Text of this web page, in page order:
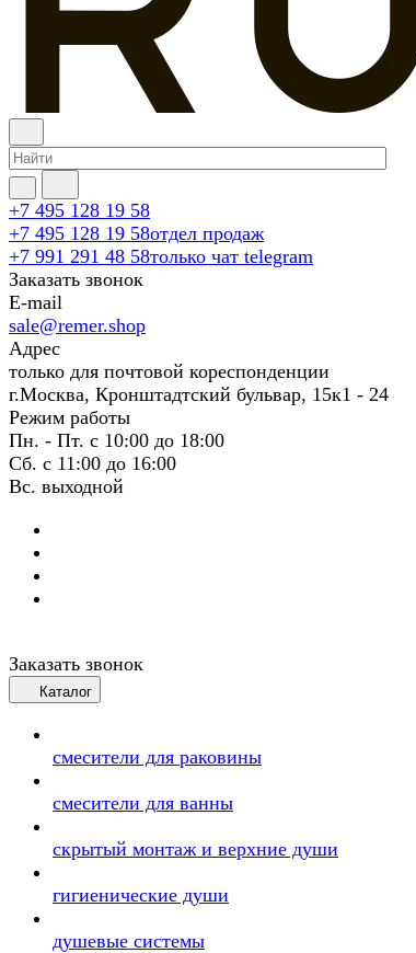
+7 495 128 19 58
+7 495 128 19 58отдел продаж
+7 991 291 48 58только чат telegram
Заказать звонок
E-mail
sale@remer.shop
Адрес
только для почтовой кореспонденции
г.Москва, Кронштадтский бульвар, 15к1 - 24
Режим работы
Пн. - Пт. с 10:00 до 18:00
Сб. с 11:00 до 16:00
Вс. выходной
Заказать звонок
Каталог
смесители для раковины
смесители для ванны
скрытый монтаж и верхние души
гигиенические души
душевые системы